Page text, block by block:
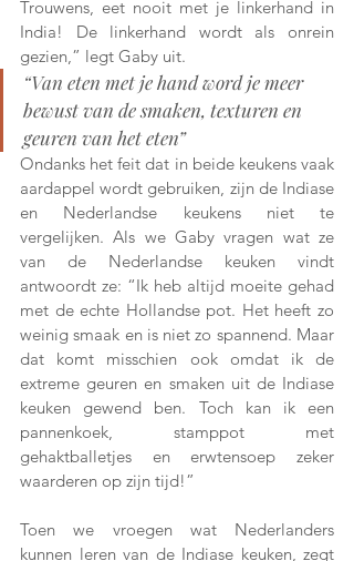
Trouwens, eet nooit met je linkerhand in
India! De linkerhand wordt als onrein
gezien,” legt Gaby uit.
“Van eten met je hand word je meer
bewust van de smaken, texturen en
geuren van het eten”
Ondanks het feit dat in beide keukens vaak
aardappel wordt gebruiken, zijn de Indiase
en Nederlandse keukens niet te
vergelijken. Als we Gaby vragen wat ze
van de Nederlandse keuken vindt
antwoordt ze: “Ik heb altijd moeite gehad
met de echte Hollandse pot. Het heeft zo
weinig smaak en is niet zo spannend. Maar
dat komt misschien ook omdat ik de
extreme geuren en smaken uit de Indiase
keuken gewend ben. Toch kan ik een
pannenkoek, stamppot met
gehaktballetjes en erwtensoep zeker
waarderen op zijn tijd!”
Toen we vroegen wat Nederlanders
kunnen leren van de Indiase keuken, zegt